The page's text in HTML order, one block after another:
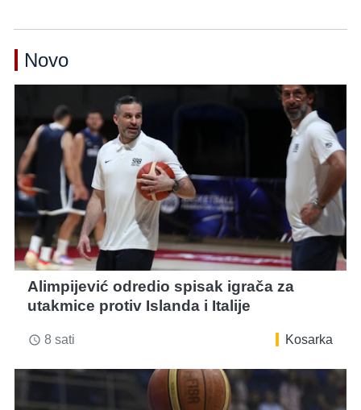
Novo
Alimpijević odredio spisak igrača za
utakmice protiv Islanda i Italije
access_time 8 sati Kosarka